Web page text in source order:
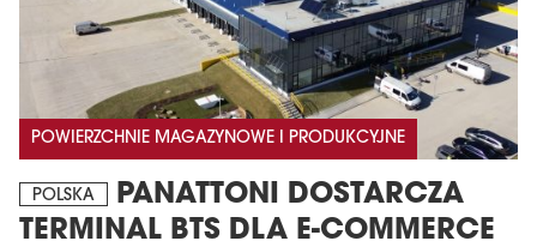
POWIERZCHNIE MAGAZYNOWE I PRODUKCYJNE
POLSKA
PANATTONI DOSTARCZA
TERMINAL BTS DLA E-COMMERCE